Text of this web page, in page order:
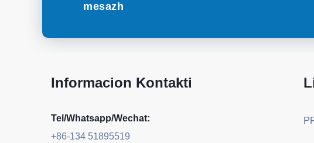
mesazh
Informacion Kontakti
Tel/Whatsapp/Wechat:
+86-134 51895519